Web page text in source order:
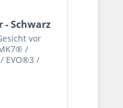
- Schwarz
vor
/
EVO®3 /